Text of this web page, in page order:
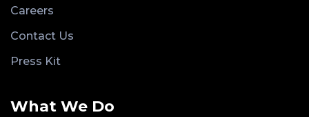
Careers
Contact Us
Press Kit
What We Do